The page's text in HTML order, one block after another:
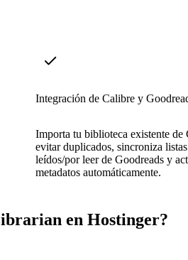
Integración de Calibre y
Importa tu biblioteca existente de
evitar duplicados, sincroniza
leídos/por leer de Goodreads y
metadatos automáticamente.
en Hostinger?